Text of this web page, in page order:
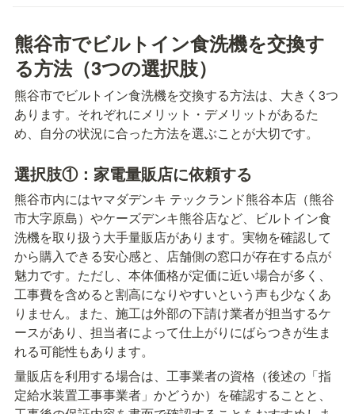
熊谷市でビルトイン食洗機を交換す
る方法（3つの選択肢）
熊谷市でビルトイン食洗機を交換する方法は、大きく3つ
あります。それぞれにメリット・デメリットがあるた
め、自分の状況に合った方法を選ぶことが大切です。
選択肢①：家電量販店に依頼する
熊谷市内にはヤマダデンキ テックランド熊谷本店（熊谷
市大字原島）やケーズデンキ熊谷店など、ビルトイン食
洗機を取り扱う大手量販店があります。実物を確認して
から購入できる安心感と、店舗側の窓口が存在する点が
魅力です。ただし、本体価格が定価に近い場合が多く、
工事費を含めると割高になりやすいという声も少なくあ
りません。また、施工は外部の下請け業者が担当するケ
ースがあり、担当者によって仕上がりにばらつきが生ま
れる可能性もあります。
量販店を利用する場合は、工事業者の資格（後述の「指
定給水装置工事事業者」かどうか）を確認することと、